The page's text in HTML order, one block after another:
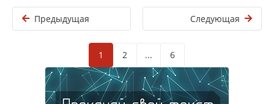
Предыдущая Следующая
1 2 ... 6